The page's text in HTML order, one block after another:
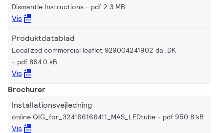
Dismantle Instructions pdf 2.3 MB
Vis
Produktdatablad
Localized commercial leaflet 929004241902 da_DK
pdf 864.0 kB
Vis
Brochurer
Installationsvejledning
online QIG_for_324166166411_MAS_LEDtube pdf 950.8 kB
Vis